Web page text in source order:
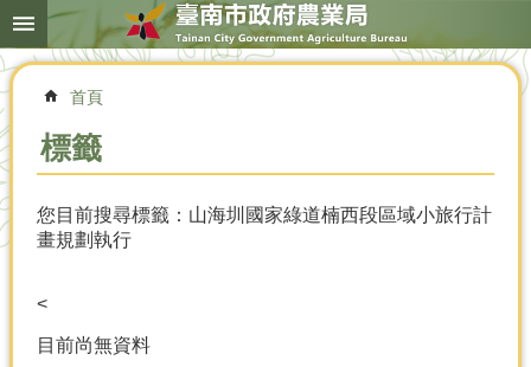
跳到主要內容區塊
搜
尋
進
本
局
首頁
標籤
您目前搜尋標籤：山海圳國家綠道楠西段區域小旅行計
畫規劃執行
<
目前尚無資料